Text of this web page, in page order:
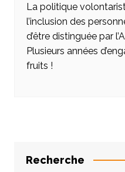
La politique
l’inclusion des
d’être distinguée par
Plusieurs années
fruits !
Recherche